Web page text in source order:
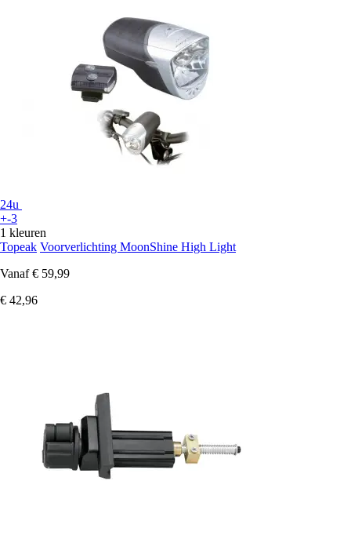
24u
+-3
1 kleuren
Topeak Voorverlichting MoonShine High Light
Vanaf € 59,99
€ 42,96